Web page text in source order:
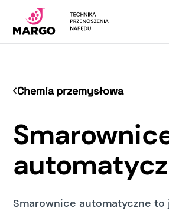
Chemia przemysłowa
Smarownice automatyczne